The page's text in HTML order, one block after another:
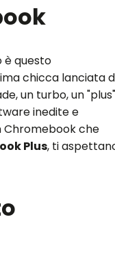
è questo
chicca lanciata
un turbo, un "plus"
inedite e
Chromebook che
Plus, ti